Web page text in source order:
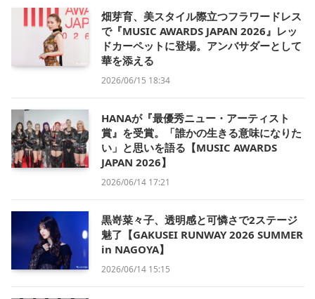
畑芽育、美スタイル際立つフラワードレス
で『MUSIC AWARDS JAPAN 2026』レッ
ドカーペットに登場。アンバサダーとして
華を添える
2026/06/15 18:34
HANAが『最優秀ニュー・アーティスト
賞』を受賞。「誰かの生きる意味になりた
い」と思いを語る【MUSIC AWARDS
JAPAN 2026】
2026/06/14 17:21
黒嵜菜々子、透明感と可憐さで2ステージ
魅了【GAKUSEI RUNWAY 2026 SUMMER
in NAGOYA】
2026/06/14 15:15